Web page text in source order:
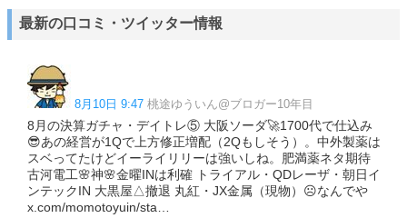
最新の口コミ・ツイッター情報
8月10日 9:47 桃途ゆういん@ブロガー10年目
8月の決算ガチャ・デイトレ⑤ 大阪ソーダ🚀1700代で仕込み
😎あの経営が1Qで上方修正増配（2Qもしそう）。中外製薬は
スベってたけどイーライリリーは強いしね。肥満薬ネタ期待
古河電工🌸神🌸金曜INは利確 トライアル・QDレーザ・朝日イ
ンテックIN 大黒屋△撤退 丸紅・JX金属（現物）☹️なんでや
x.com/momotoyuin/sta…